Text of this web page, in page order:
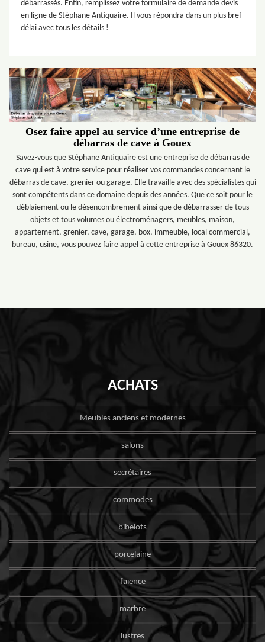
débarrassés. Enfin, remplissez votre formulaire de demande devis
en ligne de Stéphane Antiquaire. Il vous répondra dans un plus bref
délai avec tous les détails !
Osez faire appel au service d’une entreprise de
débarras de cave à Gouex
Savez-vous que Stéphane Antiquaire est une entreprise de débarras de
cave qui est à votre service pour réaliser vos commandes concernant le
débarras de cave, grenier ou garage. Elle travaille avec des spécialistes qui
sont compétents dans ce domaine depuis des années. Que ce soit pour le
déblaiement ou le désencombrement ainsi que de débarrasser de tous
objets et tous volumes ou électroménagers, meubles, maison,
appartement, grenier, cave, garage, box, immeuble, local commercial,
bureau, usine, vous pouvez faire appel à cette entreprise à Gouex 86320.
ACHATS
Meubles anciens et modernes
salons
secrétaires
commodes
bibelots
porcelaine
faïence
marbre
lustres